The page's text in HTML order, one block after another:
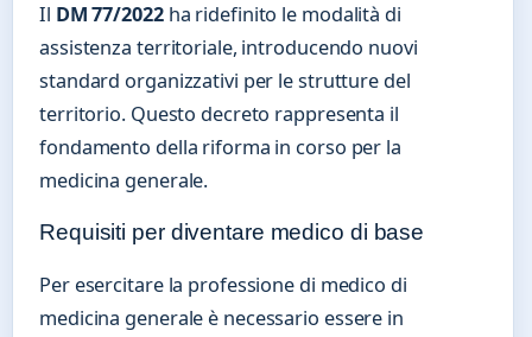
Il DM 77/2022ha ridefinito le modalità di
assistenza territoriale, introducendo nuovi
standard organizzativi per le strutture del
territorio. Questo decreto rappresenta il
fondamento della riforma in corso per la
medicina generale.
Requisiti per diventare medico di base
Per esercitare la professione di medico di
medicina generale è necessario essere in